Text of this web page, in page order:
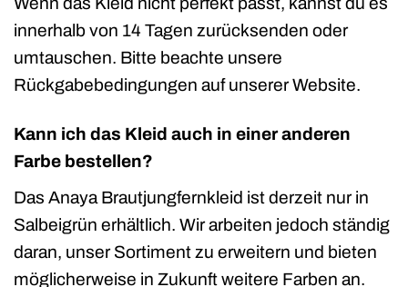
innerhalb von 14 Tagen zurücksenden oder
umtauschen. Bitte beachte unsere
Rückgabebedingungen auf unserer Website.
Kann ich das Kleid auch in einer anderen
Farbe bestellen?
Das Anaya Brautjungfernkleid ist derzeit nur in
Salbeigrün erhältlich. Wir arbeiten jedoch ständig
daran, unser Sortiment zu erweitern und bieten
möglicherweise in Zukunft weitere Farben an.